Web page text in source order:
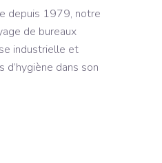
depuis 1979, notre
de bureaux
industrielle et
d’hygiène dans son